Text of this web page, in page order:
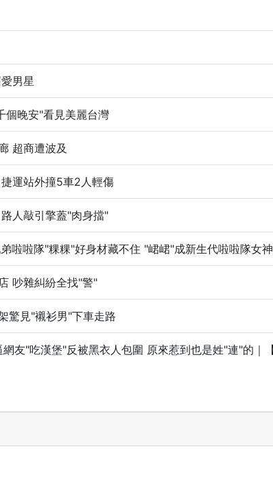
男星
個晚安"看見美麗台灣
超商遭波及
運站外撞5車2人輕傷
人敲引擎蓋"肉身擋"
啦啦隊"粿粿"好身材藏不住 "峮峮"成新生代啦啦隊女
吵雜糾紛全找"警"
驚見"襯衫男"下車走路
網友"吃漢堡"反被黑衣人包圍 原來惹到也是姓"連"的